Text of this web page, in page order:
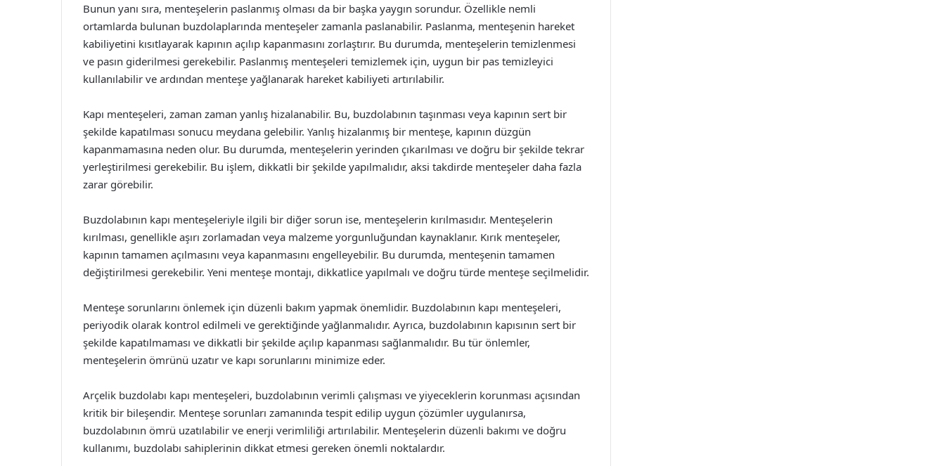
Bunun yanı sıra, menteşelerin paslanmış olması da bir başka yaygın sorundur. Özellikle nemli
ortamlarda bulunan buzdolaplarında menteşeler zamanla paslanabilir. Paslanma, menteşenin hareket
kabiliyetini kısıtlayarak kapının açılıp kapanmasını zorlaştırır. Bu durumda, menteşelerin temizlenmesi
ve pasın giderilmesi gerekebilir. Paslanmış menteşeleri temizlemek için, uygun bir pas temizleyici
kullanılabilir ve ardından menteşe yağlanarak hareket kabiliyeti artırılabilir.
Kapı menteşeleri, zaman zaman yanlış hizalanabilir. Bu, buzdolabının taşınması veya kapının sert bir
şekilde kapatılması sonucu meydana gelebilir. Yanlış hizalanmış bir menteşe, kapının düzgün
kapanmamasına neden olur. Bu durumda, menteşelerin yerinden çıkarılması ve doğru bir şekilde tekrar
yerleştirilmesi gerekebilir. Bu işlem, dikkatli bir şekilde yapılmalıdır, aksi takdirde menteşeler daha fazla
zarar görebilir.
Buzdolabının kapı menteşeleriyle ilgili bir diğer sorun ise, menteşelerin kırılmasıdır. Menteşelerin
kırılması, genellikle aşırı zorlamadan veya malzeme yorgunluğundan kaynaklanır. Kırık menteşeler,
kapının tamamen açılmasını veya kapanmasını engelleyebilir. Bu durumda, menteşenin tamamen
değiştirilmesi gerekebilir. Yeni menteşe montajı, dikkatlice yapılmalı ve doğru türde menteşe seçilmelidir.
Menteşe sorunlarını önlemek için düzenli bakım yapmak önemlidir. Buzdolabının kapı menteşeleri,
periyodik olarak kontrol edilmeli ve gerektiğinde yağlanmalıdır. Ayrıca, buzdolabının kapısının sert bir
şekilde kapatılmaması ve dikkatli bir şekilde açılıp kapanması sağlanmalıdır. Bu tür önlemler,
menteşelerin ömrünü uzatır ve kapı sorunlarını minimize eder.
Arçelik buzdolabı kapı menteşeleri, buzdolabının verimli çalışması ve yiyeceklerin korunması açısından
kritik bir bileşendir. Menteşe sorunları zamanında tespit edilip uygun çözümler uygulanırsa,
buzdolabının ömrü uzatılabilir ve enerji verimliliği artırılabilir. Menteşelerin düzenli bakımı ve doğru
kullanımı, buzdolabı sahiplerinin dikkat etmesi gereken önemli noktalardır.